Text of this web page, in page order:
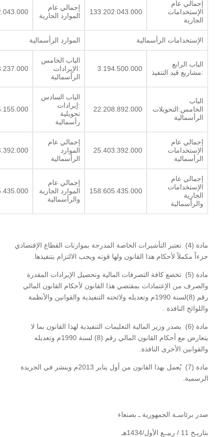
إجمالي عام
الإستخدامات
الجارية
133.202.043.000
إجمالي عام
الموارد الجارية
الإستخدامات الرأسمالية الموارد الرأسمالية
الباب الرابع
:مشاريع قيد التنفيذ
3.194.500.000
الباب الخامس
:الإيرادات
الرأسمالية
الباب
الخامس:التحويلات
الرأسمالية
22.208.892.000
الباب السادس
:إيرادات
تحويلية
رأسمالية
إجمالي عام
الإستخدامات
الرأسمالية
25.403.392.000
إجمالي عام
الموارد
الرأسمالية
إجمالي عام
الإستخدامات
الجارية
والرأسمالية
158.605.435.000
إجمالي عام
الموارد الجارية
والرأسمالية
مادة (4) تعتبر التأشيرات الخاصة المدرجة بموازنات القطاع الإقتصادي
جزءاً مكملاً لأحكام هذا القانون ولها قوته ويجب الالتزام بتنفيذها.
مادة (5) تخضع كافة التصرفات المالية وتحصيل الإيرادات المقدرة
والصرف من الإعتمادات بمقتضي هذا القانون لأحكام القانون المالي
رقم (8)لسنة 1990م وتعديله ولائحته التنفيذية والقوانين والأنظمة
واللوائح النافذة .
مادة (6) يصدر وزير المالية التعليمات التنفيذية لهذا القانون بما لا
يتعارض مع أحكام القانون المالي رقم (8) لسنة 1990م وتعديله
والقوانين الأخرى النافذة.
مادة (7) يُعمل بهذا القانون من أول يناير 2013م وينشر في الجريدة
الرسمية.
صدر برئاسـة الجمهورية ـ بصنعاء
بتاريـخ 11 / ربيــع الأول/1434هـ